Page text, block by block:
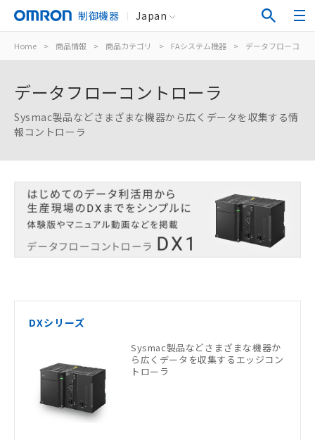
制御機器 Japan
Home > 商品情報 > 商品カテゴリ > FAシステム機器 > データフローコン
データフローコントローラ
Sysmac製品などさまざまな機器から広くデータを収集する情
報コントローラ
DXシリーズ
Sysmac製品などさまざまな機器か
ら広くデータを収集するエッジコン
トローラ